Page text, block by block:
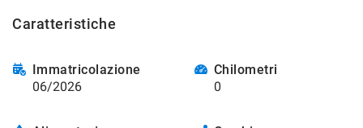
Caratteristiche
Immatricolazione
06/2026
Chilometri
0